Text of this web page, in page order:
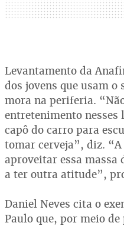
Levantamento da
dos jovens que usam
mora na periferia.
entretenimento
capô do carro para
tomar cerveja”, diz.
aproveitar essa
a ter outra atitude”,
Daniel Neves cita o
Paulo que, por meio